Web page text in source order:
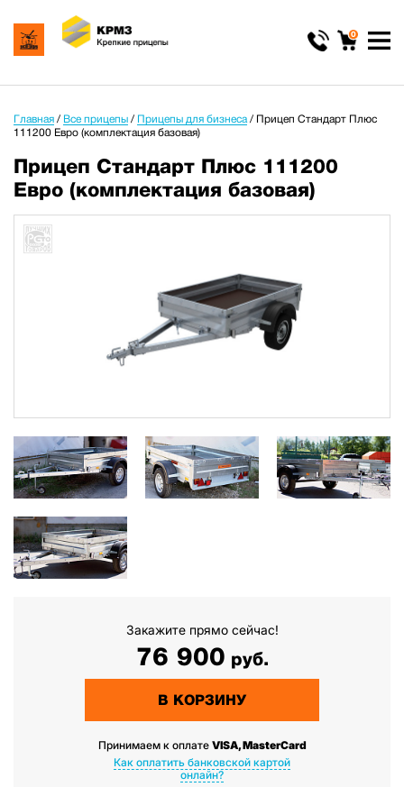
0
Главная / Все прицепы / Прицепы для бизнеса/ Прицеп Стандарт Плюс
111200 Евро (комплектация базовая)
Прицеп Стандарт Плюс 111200
Евро (комплектация базовая)
Закажите прямо сейчас!
76 900 руб.
В КОРЗИНУ
Принимаем к оплате VISA, MasterCard
Как оплатить банковской картой
онлайн?